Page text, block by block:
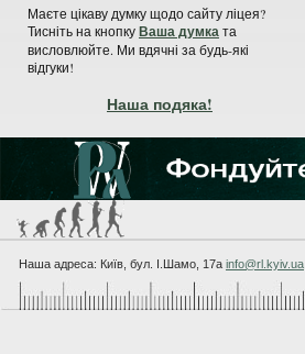
Маєте цікаву думку щодо сайту ліцея?
Тисніть на кнопкуВаша думката
висловлюйте. Ми вдячні за будь-які
відгуки!
Наша подяка!
Наша адреса: Київ, бул. I.Шамо, 17а info@rl.kyiv.ua